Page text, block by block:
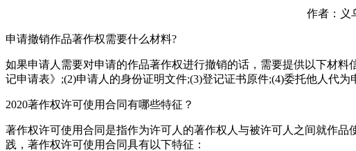
作者：义
申请撤销作品著作权需要什么材料?
如果申请人需要对申请的作品著作权进行撤销的话，需要提供以下材
记申请表》;(2)申请人的身份证明文件;(3)登记证书原件;(4)委托他人代
2020著作权许可使用合同有哪些特征？
著作权许可使用合同是指作为许可人的著作权人与被许可人之间就作
践，著作权许可使用合同具有以下特征：